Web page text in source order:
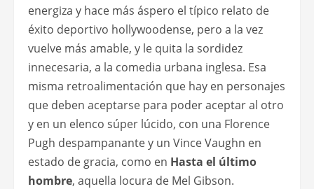
energiza y hace más áspero el típico relato de
éxito deportivo hollywoodense, pero a la vez
vuelve más amable, y le quita la sordidez
innecesaria, a la comedia urbana inglesa. Esa
misma retroalimentación que hay en personajes
que deben aceptarse para poder aceptar al otro
y en un elenco súper lúcido, con una Florence
Pugh despampanante y un Vince Vaughn en
estado de gracia, como en Hasta el último
hombre, aquella locura de Mel Gibson.